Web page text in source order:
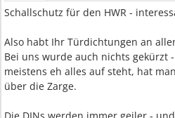
Schallschutz für den HWR -
Also habt Ihr Türdichtungen an
Bei uns wurde auch nichts gekürzt
meistens eh alles auf steht, hat
über die Zarge.